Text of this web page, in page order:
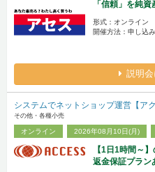
「信頼」を純
形式：オンライン
開催方法：申し込
説明
システムでネットショップ運営【アク
その他・各種小売
オンライン 2026年08月10日(月)
【1日1時間～
返金保証プラン